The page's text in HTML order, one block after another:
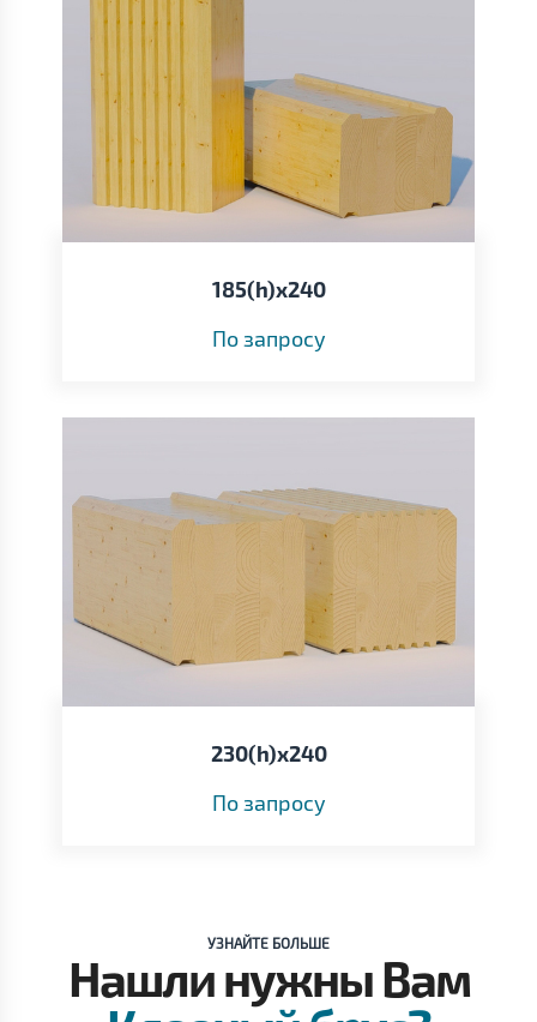
185(h)х240
По запросу
230(h)х240
По запросу
УЗНАЙТЕ БОЛЬШЕ
Нашли нужны Вам